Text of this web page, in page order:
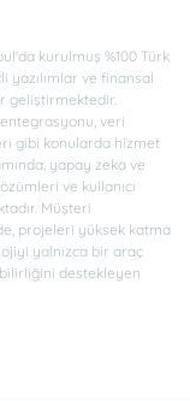
kurulmuş %100 Türk
yazılımlar ve finansal
geliştirmektedir.
veri
gibi konularda hizmet
yapay zeka ve
ve kullanıcı
Müşteri
projeleri yüksek katma
yalnızca bir araç
destekleyen